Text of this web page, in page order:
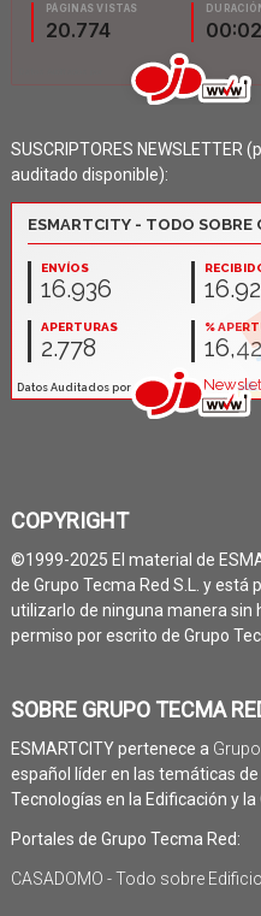
SUSCRIPTORES
auditado disponible):
COPYRIGHT
©1999-2025 El material de
de Grupo Tecma Red S.L. y
utilizarlo de ninguna manera sin
permiso por escrito de Grupo
SOBRE GRUPO TECMA
ESMARTCITY pertenece a
español líder en las temáticas
Tecnologías en la Edificación y la
Portales de Grupo Tecma Red:
CASADOMO - Todo sobre